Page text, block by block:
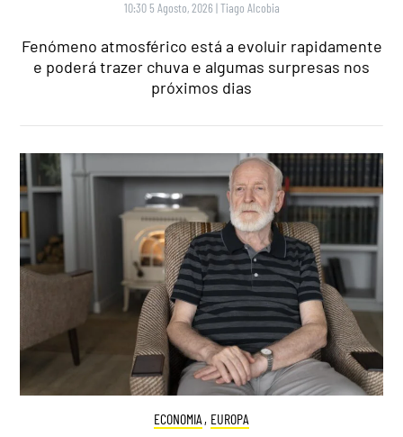
10:30 5 Agosto, 2026 |Tiago Alcobia
Fenómeno atmosférico está a evoluir rapidamente
e poderá trazer chuva e algumas surpresas nos
próximos dias
ECONOMIA , EUROPA